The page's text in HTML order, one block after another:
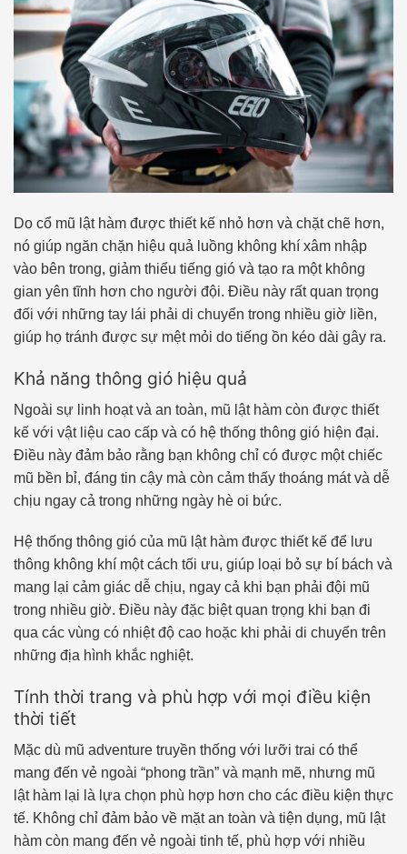
Do cổ mũ lật hàm được thiết kế nhỏ hơn và chặt chẽ hơn,
nó giúp ngăn chặn hiệu quả luồng không khí xâm nhập
vào bên trong, giảm thiểu tiếng gió và tạo ra một không
gian yên tĩnh hơn cho người đội. Điều này rất quan trọng
đối với những tay lái phải di chuyển trong nhiều giờ liền,
giúp họ tránh được sự mệt mỏi do tiếng ồn kéo dài gây ra.
Khả năng thông gió hiệu quả
Ngoài sự linh hoạt và an toàn, mũ lật hàm còn được thiết
kế với vật liệu cao cấp và có hệ thống thông gió hiện đại.
Điều này đảm bảo rằng bạn không chỉ có được một chiếc
mũ bền bỉ, đáng tin cậy mà còn cảm thấy thoáng mát và dễ
chịu ngay cả trong những ngày hè oi bức.
Hệ thống thông gió của mũ lật hàm được thiết kế để lưu
thông không khí một cách tối ưu, giúp loại bỏ sự bí bách và
mang lại cảm giác dễ chịu, ngay cả khi bạn phải đội mũ
trong nhiều giờ. Điều này đặc biệt quan trọng khi bạn đi
qua các vùng có nhiệt độ cao hoặc khi phải di chuyển trên
những địa hình khắc nghiệt.
Tính thời trang và phù hợp với mọi điều kiện
thời tiết
Mặc dù mũ adventure truyền thống với lưỡi trai có thể
mang đến vẻ ngoài “phong trần” và mạnh mẽ, nhưng mũ
lật hàm lại là lựa chọn phù hợp hơn cho các điều kiện thực
tế. Không chỉ đảm bảo về mặt an toàn và tiện dụng, mũ lật
hàm còn mang đến vẻ ngoài tinh tế, phù hợp với nhiều